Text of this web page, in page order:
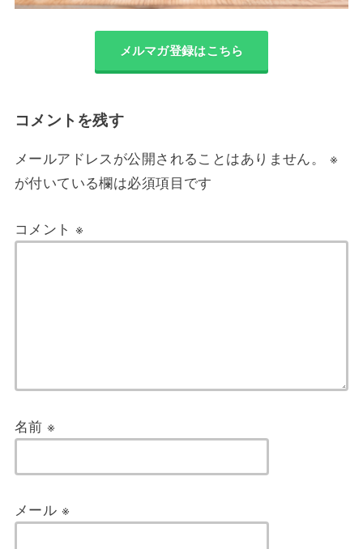
メルマガ登録はこちら
コメントを残す
メールアドレスが公開されることはありません。
※
が付いている欄は必須項目です
コメント※
名前※
メール ※